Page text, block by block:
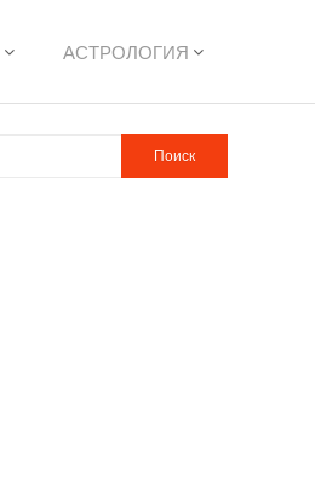
АСТРОЛОГИЯ